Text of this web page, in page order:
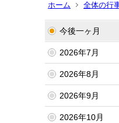
ホーム 全体の行
今後一ヶ月
2026年7月
2026年8月
2026年9月
2026年10月